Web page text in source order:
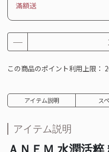
滿額送
この商品のポイント利用上限：
アイテム説明 ス
アイテム説明